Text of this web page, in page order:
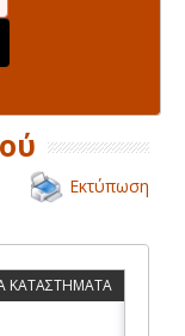
Εκτύπωση
ΚΑΤΑΣΤΗΜΑΤΑ